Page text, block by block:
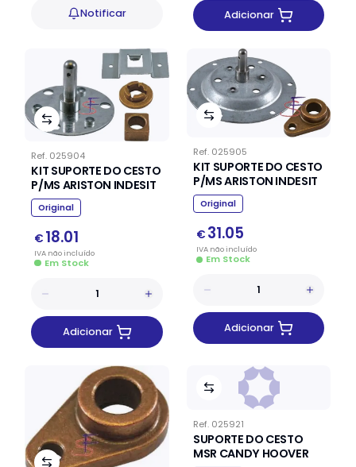
Notificar Adicionar
Ref. 025904
KIT SUPORTE DO CESTO
P/MS ARISTON INDESIT
Original
€ 18.01
IVA nãoincluído
Em Stock
Adicionar
Ref. 025905
KIT SUPORTE DO CESTO
P/MS ARISTON INDESIT
Original
€ 31.05
IVA nãoincluído
Em Stock
Adicionar
Ref. 025921
SUPORTE DO CESTO
MSR CANDY HOOVER